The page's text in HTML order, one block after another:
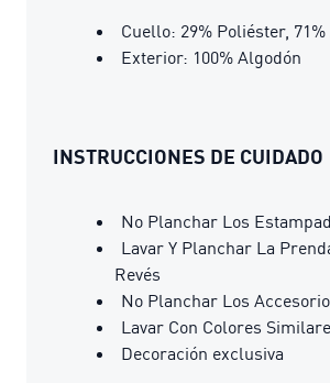
Cuello: 29% Poliéster,
Exterior: 100% Algodón
INSTRUCCIONES DE CUIDADO
No Planchar Los
Lavar Y Planchar La
Revés
No Planchar Los
Lavar Con Colores
Decoración exclusiva